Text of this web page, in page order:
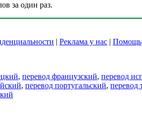
за один раз.
| Реклама у нас | Помощь
, перевод французский, перевод
, перевод португальский, перевод